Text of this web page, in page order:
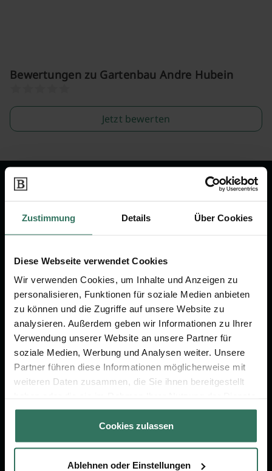
Zustimmung Details Über Cookies
Diese Webseite verwendet Cookies
Wir verwenden Cookies, um Inhalte und Anzeigen zu
personalisieren, Funktionen für soziale Medien anbieten
zu können und die Zugriffe auf unsere Website zu
analysieren. Außerdem geben wir Informationen zu Ihrer
Verwendung unserer Website an unsere Partner für
soziale Medien, Werbung und Analysen weiter. Unsere
Partner führen diese Informationen möglicherweise mit
weiteren Daten zusammen, die Sie ihnen bereitgestellt
gesammelt haben.
Cookies zulassen
Ablehnen oder Einstellungen
Bewertungen zu Gartenbau Andre Hubein
Jetzt bewerten
Wir sind Ihr Ansprechpartner rund
um das Thema Bestattung &
Vorsorge.
Jetzt beraten lassen
FÜR SIE
Vergleich
Ratgeber
Verzeichnis
FÜR BESTATTER
Online-Portal
Kostenlos registrieren